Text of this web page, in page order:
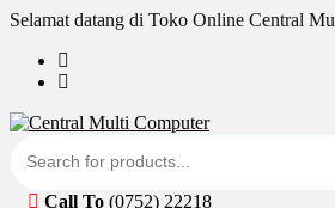
Skip
content
Selamat datang di Toko Online Central
Call To (0752) 22218